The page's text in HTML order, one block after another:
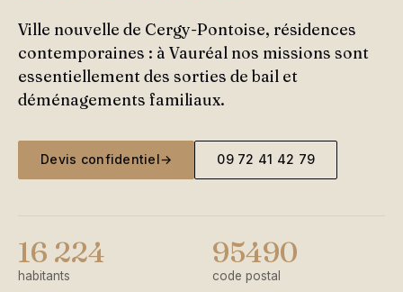
Ville nouvelle de Cergy-Pontoise, résidences
contemporaines : à Vauréal nos missions sont
essentiellement des sorties de bail et
déménagements familiaux.
Devis confidentiel→ 09 72 41 42 79
16 224
habitants
95490
code postal